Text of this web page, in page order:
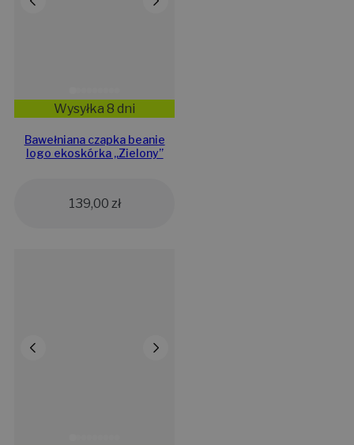
Wysyłka 8 dni
Bawełniana czapka beanie
logo ekoskórka „Zielony”
139,00 zł